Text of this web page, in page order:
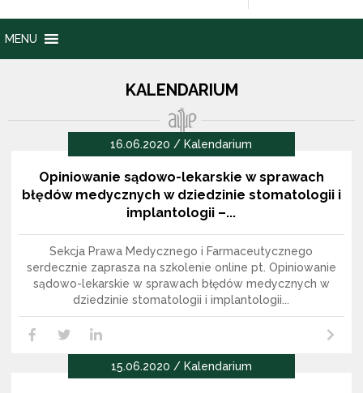
MENU
KALENDARIUM
16.06.2020 / Kalendarium
Opiniowanie sądowo-lekarskie w sprawach
błędów medycznych w dziedzinie stomatologii i
implantologii –...
Sekcja Prawa Medycznego i Farmaceutycznego
serdecznie zaprasza na szkolenie online pt. Opiniowanie
sądowo-lekarskie w sprawach błędów medycznych w
dziedzinie stomatologii i implantologii...
LikedIn
15.06.2020 / Kalendarium